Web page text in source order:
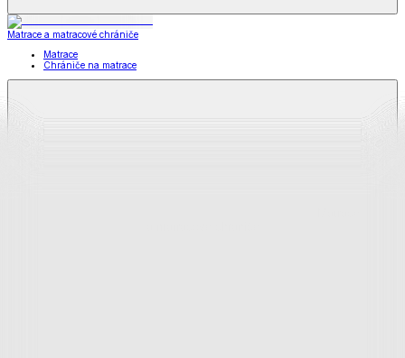
Matrace a matracové chrániče
Matrace
Chrániče na matrace